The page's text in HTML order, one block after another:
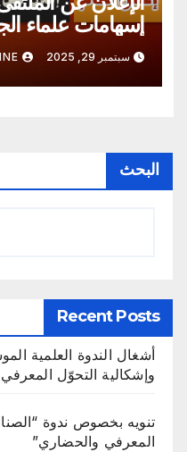
إسهامات علماء
الدّرسين اللغوي و
سبتمبر 29, 2025
البحث
Recent Posts
أشغال الندوة العلمية
وإشكالية التحوّل
تنويه بخصوص ندوة
المعرفي والحضاري”